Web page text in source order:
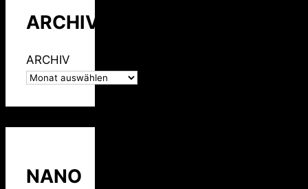
ARCHIV
ARCHIV
NANO